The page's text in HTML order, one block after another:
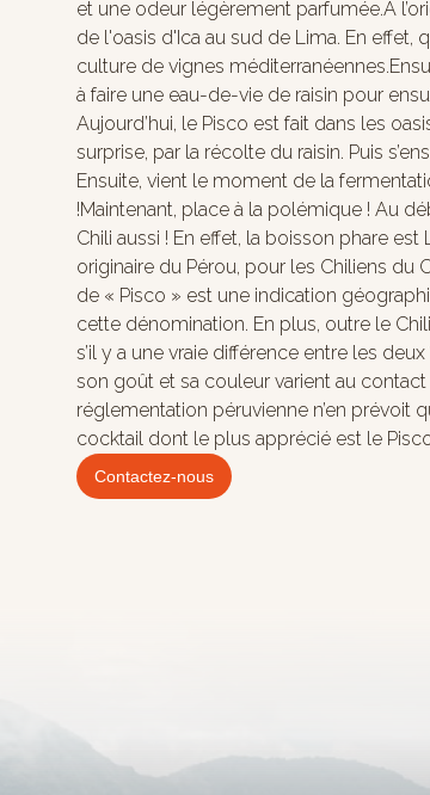
et une odeur légèrement parfumée.À
de l'oasis d'Ica au sud de Lima. En
culture de vignes
à faire une eau-de-vie de raisin pour
Aujourd’hui, le Pisco est fait dans les
surprise, par la récolte du raisin. Puis
Ensuite, vient le moment de la
!Maintenant, place à la polémique ! Au
Chili aussi ! En effet, la boisson phare
originaire du Pérou, pour les Chiliens du
de « Pisco » est une indication
cette dénomination. En plus, outre le
s’il y a une vraie différence entre les
son goût et sa couleur varient au
réglementation péruvienne n’en prévoit
cocktail dont le plus apprécié est le
Contactez-nous